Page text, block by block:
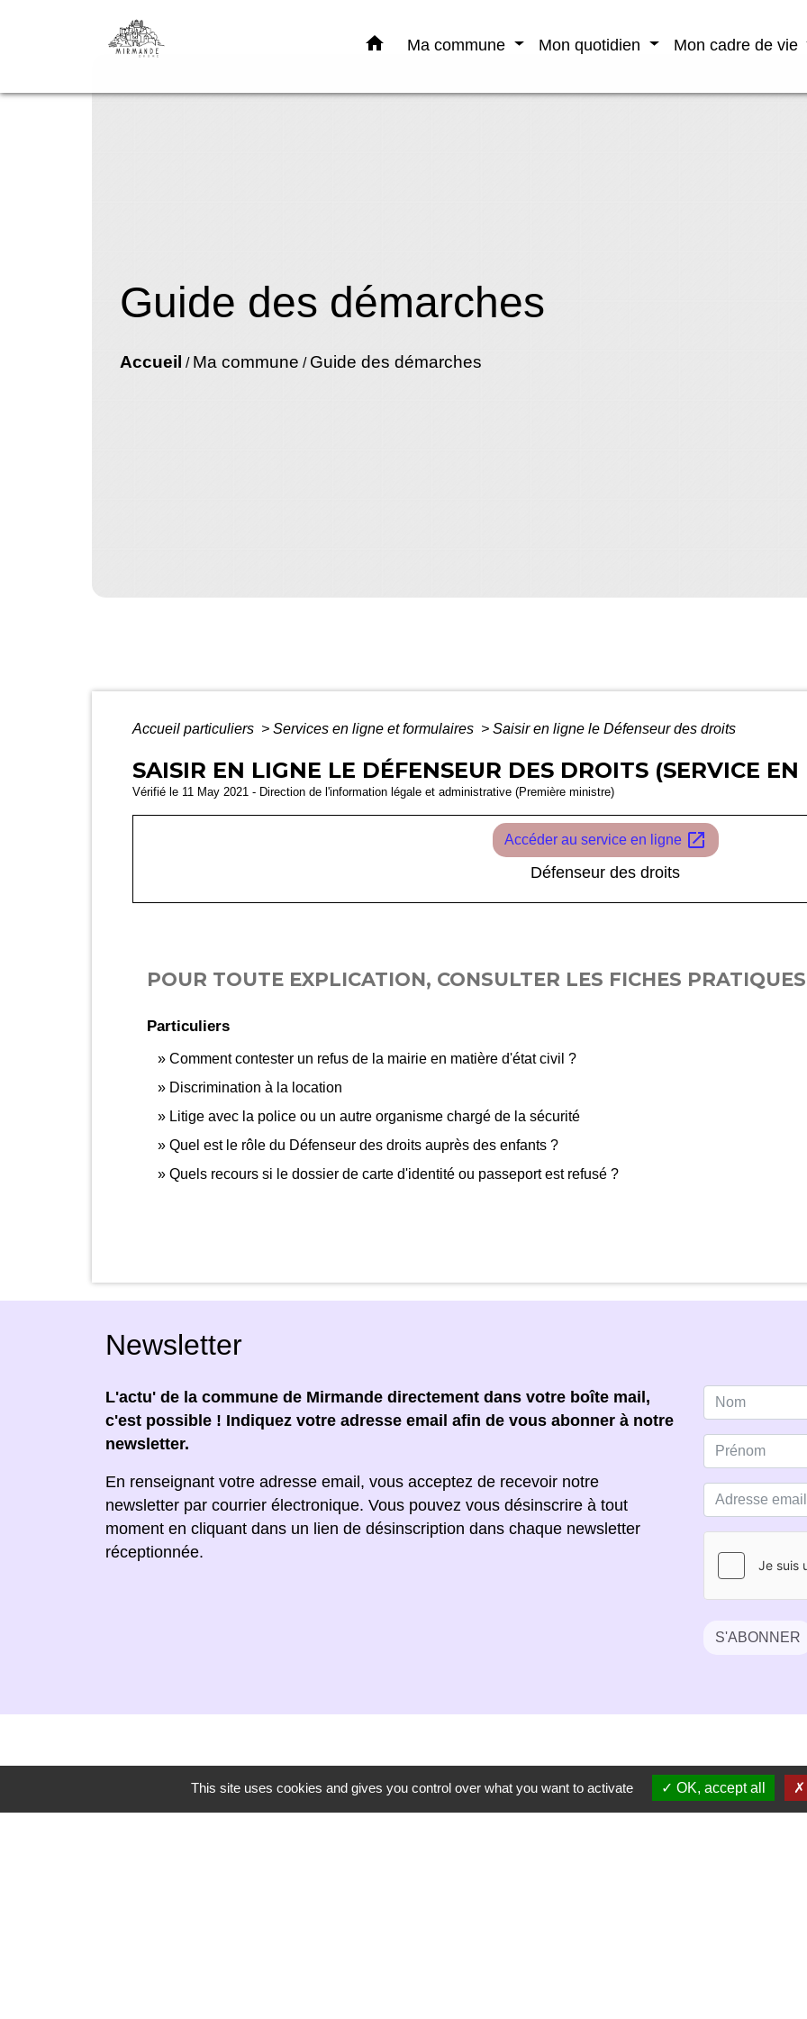
home Ma commune Mon quotidien Mon cadre de vie
Guide des démarches
Accueil / Ma commune / Guide des démarches
Accueil particuliers > Services en ligne et formulaires > Saisir en ligne le Défenseur des droits
SAISIR EN LIGNE LE DÉFENSEUR DES DROITS (SERVICE
Vérifié le 11 May 2021 - Direction de l'information légale et administrative (Première ministre)
Accéder au service en ligne open_in_new
Défenseur des droits
POUR TOUTE EXPLICATION, CONSULTER LES FICHES
Particuliers
Comment contester un refus de la mairie en matière d'état civil ?
Discrimination à la location
Litige avec la police ou un autre organisme chargé de la sécurité
Quel est le rôle du Défenseur des droits auprès des enfants ?
Quels recours si le dossier de carte d'identité ou passeport est refusé ?
Newsletter
L'actu' de la commune de Mirmande directement dans votre boîte mail,
c'est possible ! Indiquez votre adresse email afin de vous abonner à notre
newsletter.
En renseignant votre adresse email, vous acceptez de recevoir notre
newsletter par courrier électronique. Vous pouvez vous désinscrire à tout
moment en cliquant dans un lien de désinscription dans chaque newsletter
réceptionnée.
S'ABONNER
This site uses cookies and gives you control over what you want to activate OK, accept all